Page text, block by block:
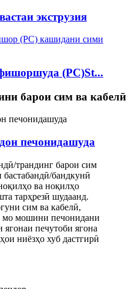
экструзия
(PC)St...
барои сим ва кабелӣ
печонидашуда
трандинг барои сим
бандкунӣ
ва ноқилҳо
тарҳрезӣ шудаанд.
сим ва кабелӣ,
мо мошини печонидани
печутоби ягона
ниёзҳо хуб дастгирӣ